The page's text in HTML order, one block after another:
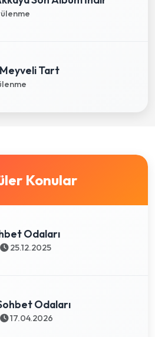
Tart
Konular
Odaları
25.12.2025
Odaları
17.04.2026